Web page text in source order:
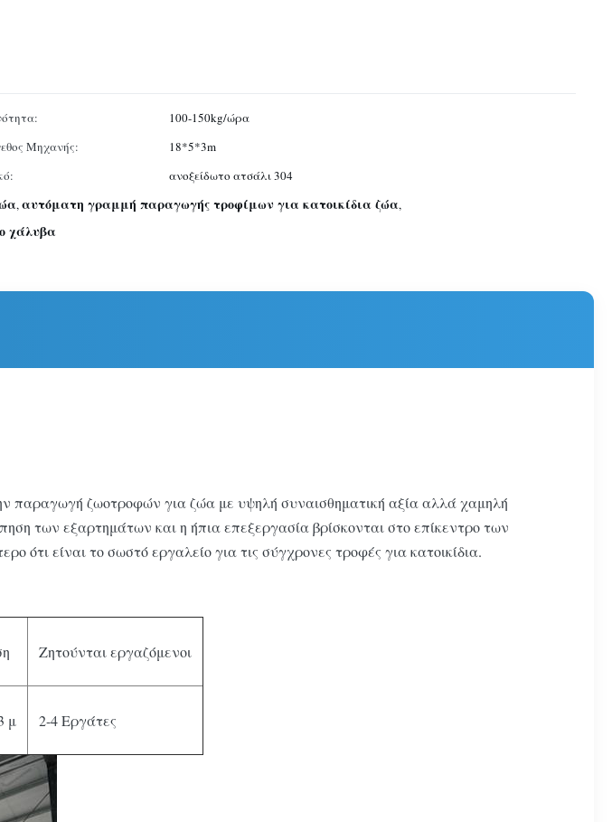
100-150kg/ώρα
Μηχανής:
18*5*3m
ανοξείδωτο ατσάλι 304
,αυτόματη γραμμή παραγωγής τροφίμων για κατοικίδια ζώα,
χάλυβα
παραγωγή ζωοτροφών για ζώα με υψηλή συναισθηματική αξία αλλά χαμηλή
των εξαρτημάτων και η ήπια επεξεργασία βρίσκονται στο επίκεντρο των
ότι είναι το σωστό εργαλείο για τις σύγχρονες τροφές για κατοικίδια.
Ζητούνται εργαζόμενοι
μ 2-4 Εργάτες